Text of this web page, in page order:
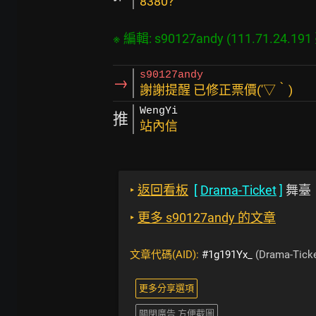
→ s90127andy
謝謝提醒 已修正票價(′▽‵)
推 WengYi
站內信
‣ 返回看板 [ Drama-Ticket] 舞臺
‣ 更多 s90127andy 的文章
文章代碼(AID): #1g191Yx_ (Drama-
更多分享選項
關閉廣告 方便截圖